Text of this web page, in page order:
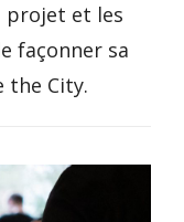
projet et les
façonner sa
the City.